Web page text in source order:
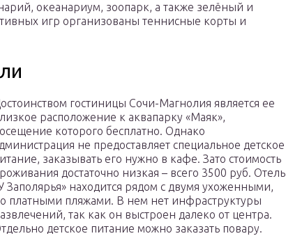
океанариум, зоопарк, а также зелёный и
игр организованы теннисные корты и
гостиницы Сочи-Магнолия является ее
расположение к аквапарку «Маяк»,
которого бесплатно. Однако
не предоставляет специальное детское
заказывать его нужно в кафе. Зато стоимость
достаточно низкая – всего 3500 руб. Отель
Заполярья» находится рядом с двумя ухоженными,
платными пляжами. В нем нет инфраструктуры
так как он выстроен далеко от центра.
детское питание можно заказать повару.